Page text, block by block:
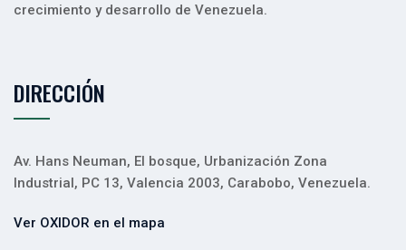
crecimiento y desarrollo de Venezuela.
DIRECCIÓN
Av. Hans Neuman, El bosque, Urbanización Zona
Industrial, PC 13, Valencia 2003, Carabobo, Venezuela.
Ver OXIDOR en el mapa